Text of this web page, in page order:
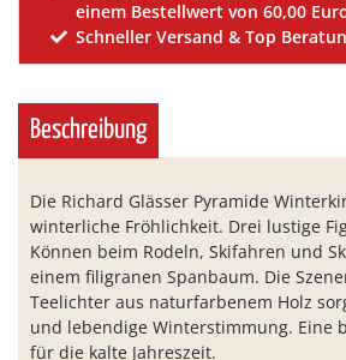
einem Bestellwert von 60,00
Schneller Versand & Top
Beschreibung
Die Richard Glässer Pyramide
winterliche Fröhlichkeit. Drei lustige
Können beim Rodeln, Skifahren und
einem filigranen Spanbaum. Die
Teelichter aus naturfarbenem Holz
und lebendige Winterstimmung. Eine
für die kalte Jahreszeit.